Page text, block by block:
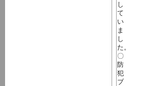
し
て
い
ま
し
た。
〇
防
犯
ブ